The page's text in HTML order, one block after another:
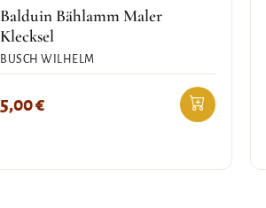
Balduin Bählamm Maler
Klecksel
BUSCH WILHELM
5,00€